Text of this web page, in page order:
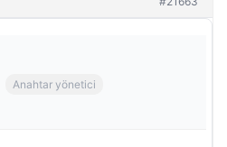
Anahtar yönetici